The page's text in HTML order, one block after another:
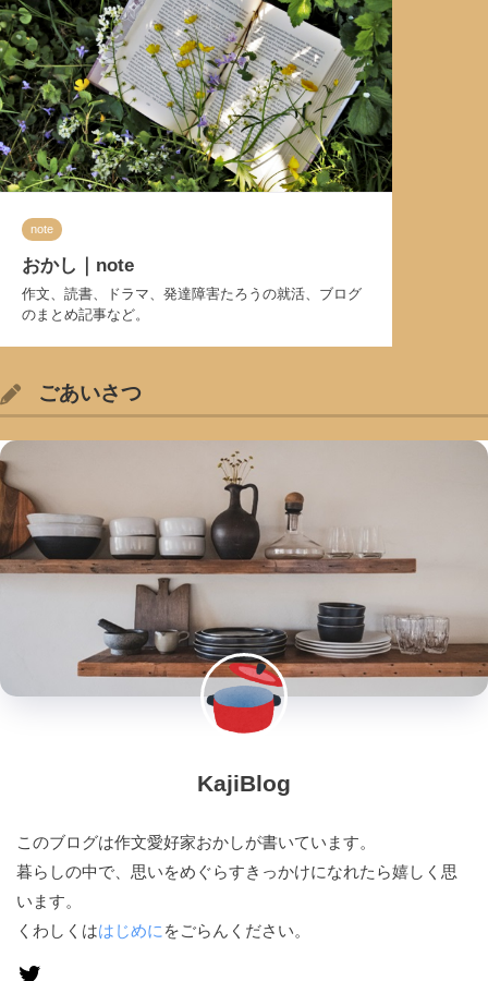
note
おかし｜note
作文、読書、ドラマ、発達障害たろうの就活、ブログ
のまとめ記事など。
ごあいさつ
KajiBlog
このブログは作文愛好家おかしが書いています。
暮らしの中で、思いをめぐらすきっかけになれたら嬉しく思
います。
くわしくははじめに をごらんください。